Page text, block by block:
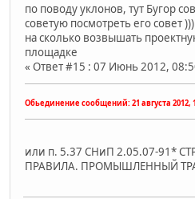
по поводу уклонов, тут Бугор
советую посмотреть его совет )))
на сколько возвышать
площадке
« Ответ #15 : 07 Июнь 2012,
Обьединение сообщений: 21 августа 2012,
или п. 5.37 СНиП 2.05.07-91*
ПРАВИЛА. ПРОМЫШЛЕННЫЙ